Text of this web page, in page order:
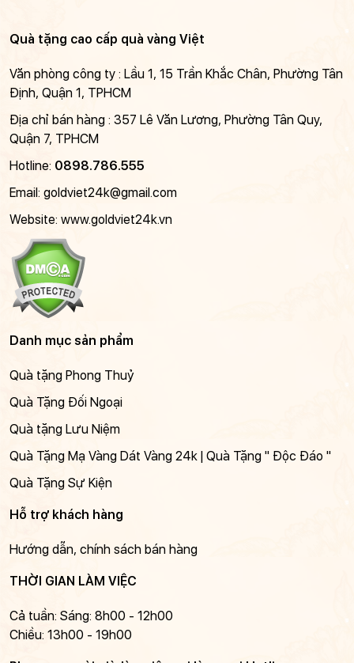
Quà tặng cao cấp quà vàng Việt
Văn phòng công ty : Lầu 1, 15 Trần Khắc Chân, Phường Tân
Định, Quận 1, TPHCM
Địa chỉ bán hàng : 357 Lê Văn Lương, Phường Tân Quy,
Quận 7, TPHCM
Hotline: 0898.786.555
Email: goldviet24k@gmail.com
Website: www.goldviet24k.vn
Danh mục sản phẩm
Quà tặng Phong Thuỷ
Quà Tặng Đối Ngoại
Quà tặng Lưu Niệm
Quà Tặng Mạ Vàng Dát Vàng 24k | Quà Tặng " Độc Đáo "
Quà Tặng Sự Kiện
Hỗ trợ khách hàng
Hướng dẫn, chính sách bán hàng
THỜI GIAN LÀM VIỆC
Cả tuần: Sáng: 8h00 - 12h00
Chiều: 13h00 - 19h00